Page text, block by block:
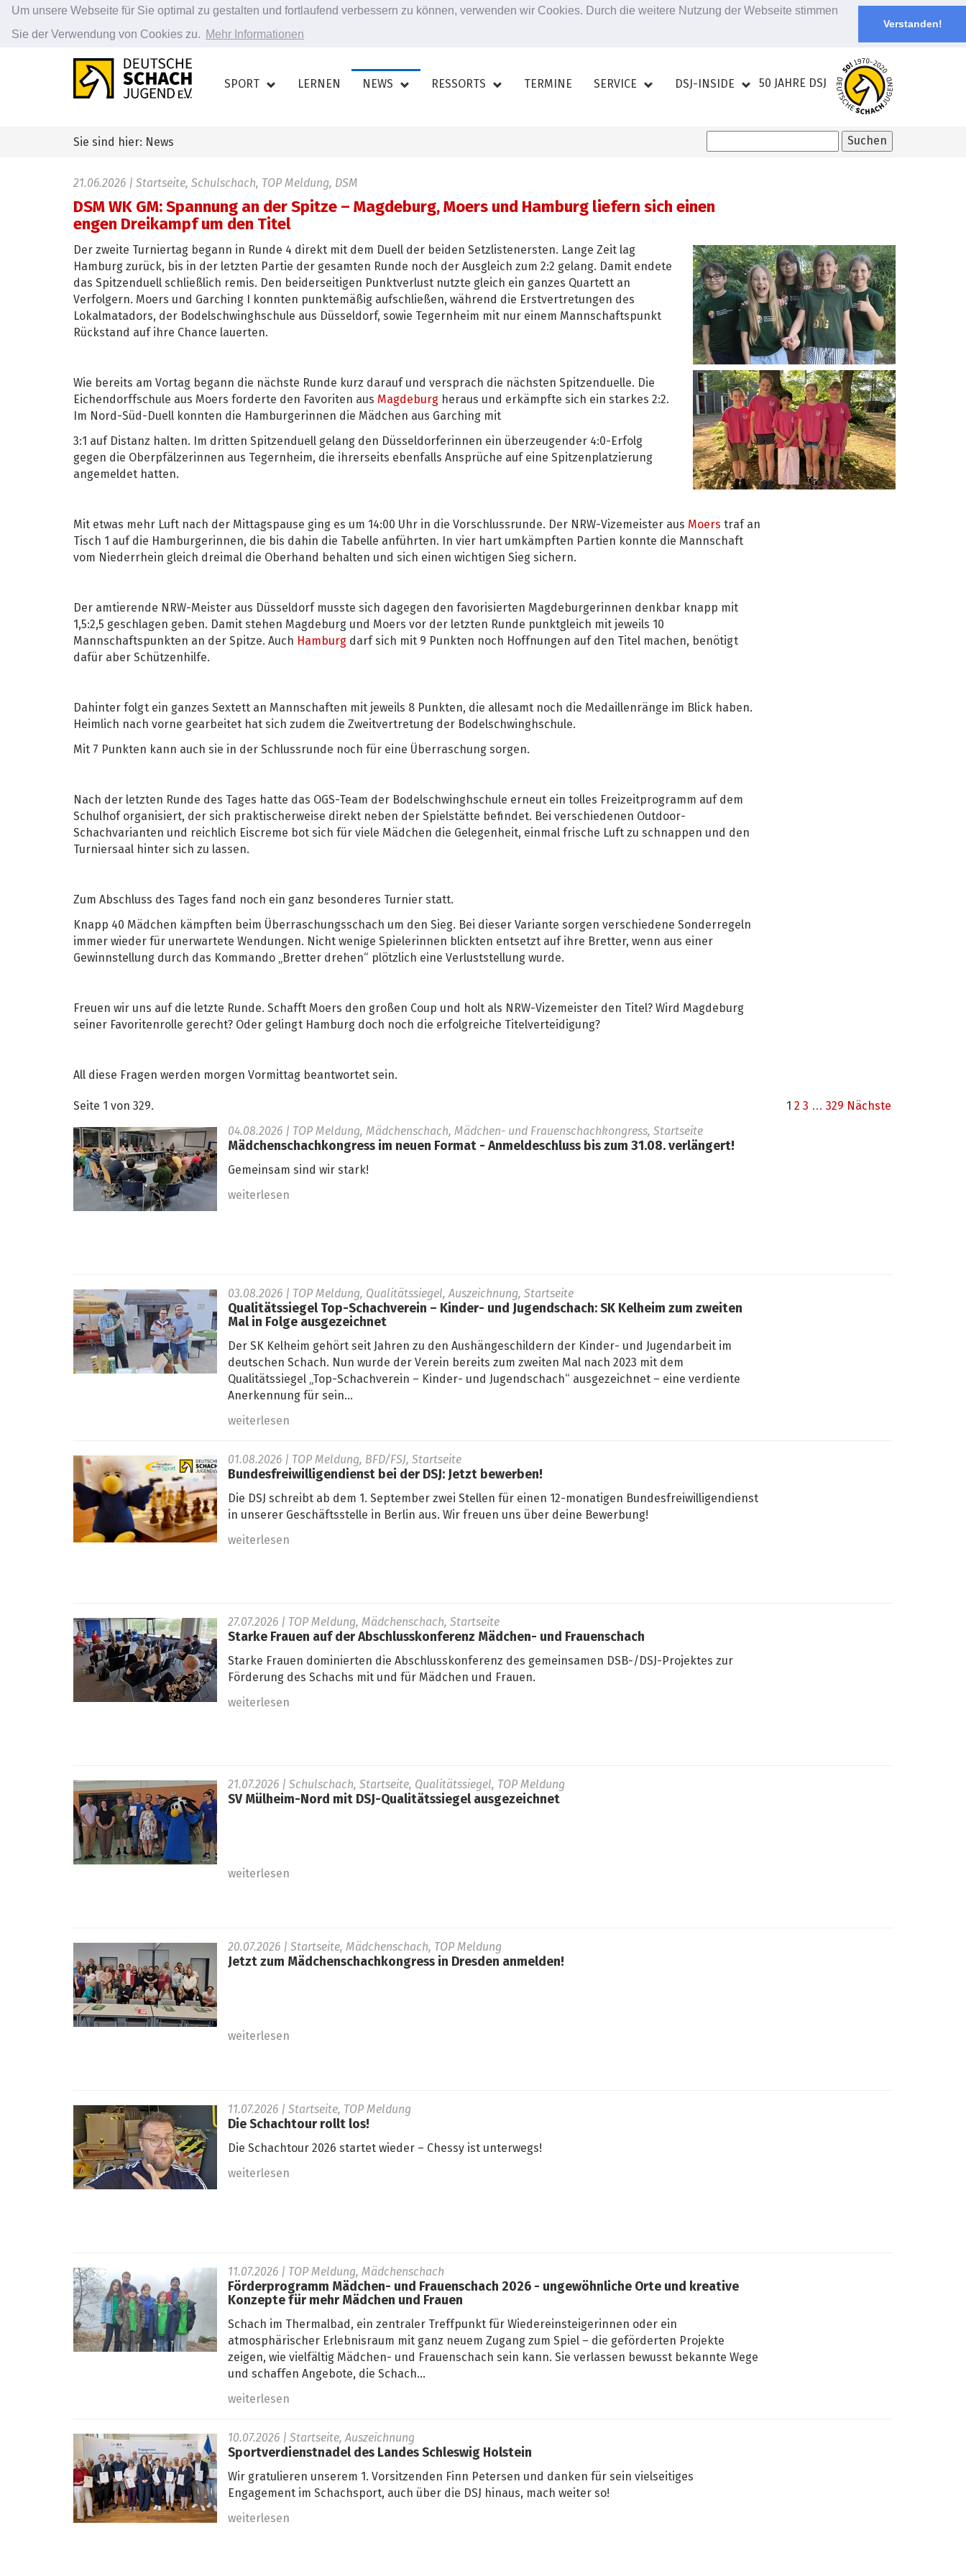
Um unsere Webseite für Sie optimal zu gestalten und fortlaufend verbessern zu können, verwenden wir Cookies. Durch die weitere Nutzung der Webseite stimmen
Sie der Verwendung von Cookies zu. Mehr Informationen
Verstanden!
SPORT LERNEN NEWS RESSORTS TERMINE SERVICE DSJ-INSIDE 50 JAHRE DSJ
Sie sind hier: News
21.06.2026 | Startseite, Schulschach, TOP Meldung, DSM
DSM WK GM: Spannung an der Spitze – Magdeburg, Moers und Hamburg liefern sich einen
engen Dreikampf um den Titel
Der zweite Turniertag begann in Runde 4 direkt mit dem Duell der beiden Setzlistenersten. Lange Zeit lag
Hamburg zurück, bis in der letzten Partie der gesamten Runde noch der Ausgleich zum 2:2 gelang. Damit endete
das Spitzenduell schließlich remis. Den beiderseitigen Punktverlust nutzte gleich ein ganzes Quartett an
Verfolgern. Moers und Garching I konnten punktemäßig aufschließen, während die Erstvertretungen des
Lokalmatadors, der Bodelschwinghschule aus Düsseldorf, sowie Tegernheim mit nur einem Mannschaftspunkt
Rückstand auf ihre Chance lauerten.
Wie bereits am Vortag begann die nächste Runde kurz darauf und versprach die nächsten Spitzenduelle. Die
Eichendorffschule aus Moers forderte den Favoriten aus Magdeburg heraus und erkämpfte sich ein starkes 2:2.
Im Nord-Süd-Duell konnten die Hamburgerinnen die Mädchen aus Garching mit
3:1 auf Distanz halten. Im dritten Spitzenduell gelang den Düsseldorferinnen ein überzeugender 4:0-Erfolg
gegen die Oberpfälzerinnen aus Tegernheim, die ihrerseits ebenfalls Ansprüche auf eine Spitzenplatzierung
angemeldet hatten.
Mit etwas mehr Luft nach der Mittagspause ging es um 14:00 Uhr in die Vorschlussrunde. Der NRW-Vizemeister aus Moers traf an
Tisch 1 auf die Hamburgerinnen, die bis dahin die Tabelle anführten. In vier hart umkämpften Partien konnte die Mannschaft
vom Niederrhein gleich dreimal die Oberhand behalten und sich einen wichtigen Sieg sichern.
Der amtierende NRW-Meister aus Düsseldorf musste sich dagegen den favorisierten Magdeburgerinnen denkbar knapp mit
1,5:2,5 geschlagen geben. Damit stehen Magdeburg und Moers vor der letzten Runde punktgleich mit jeweils 10
Mannschaftspunkten an der Spitze. Auch Hamburg darf sich mit 9 Punkten noch Hoffnungen auf den Titel machen, benötigt
dafür aber Schützenhilfe.
Dahinter folgt ein ganzes Sextett an Mannschaften mit jeweils 8 Punkten, die allesamt noch die Medaillenränge im Blick haben.
Heimlich nach vorne gearbeitet hat sich zudem die Zweitvertretung der Bodelschwinghschule.
Mit 7 Punkten kann auch sie in der Schlussrunde noch für eine Überraschung sorgen.
Nach der letzten Runde des Tages hatte das OGS-Team der Bodelschwinghschule erneut ein tolles Freizeitprogramm auf dem
Schulhof organisiert, der sich praktischerweise direkt neben der Spielstätte befindet. Bei verschiedenen Outdoor-
Schachvarianten und reichlich Eiscreme bot sich für viele Mädchen die Gelegenheit, einmal frische Luft zu schnappen und den
Turniersaal hinter sich zu lassen.
Zum Abschluss des Tages fand noch ein ganz besonderes Turnier statt.
Knapp 40 Mädchen kämpften beim Überraschungsschach um den Sieg. Bei dieser Variante sorgen verschiedene Sonderregeln
immer wieder für unerwartete Wendungen. Nicht wenige Spielerinnen blickten entsetzt auf ihre Bretter, wenn aus einer
Gewinnstellung durch das Kommando „Bretter drehen“ plötzlich eine Verluststellung wurde.
Freuen wir uns auf die letzte Runde. Schafft Moers den großen Coup und holt als NRW-Vizemeister den Titel? Wird Magdeburg
seiner Favoritenrolle gerecht? Oder gelingt Hamburg doch noch die erfolgreiche Titelverteidigung?
All diese Fragen werden morgen Vormittag beantwortet sein.
Seite 1 von 329. 1 2 3 … 329 Nächste
04.08.2026 | TOP Meldung, Mädchenschach, Mädchen- und Frauenschachkongress, Startseite
Mädchenschachkongress im neuen Format - Anmeldeschluss bis zum 31.08. verlängert!
Gemeinsam sind wir stark!
weiterlesen
03.08.2026 | TOP Meldung, Qualitätssiegel, Auszeichnung, Startseite
Qualitätssiegel Top-Schachverein – Kinder- und Jugendschach: SK Kelheim zum zweiten
Mal in Folge ausgezeichnet
Der SK Kelheim gehört seit Jahren zu den Aushängeschildern der Kinder- und Jugendarbeit im
deutschen Schach. Nun wurde der Verein bereits zum zweiten Mal nach 2023 mit dem
Qualitätssiegel „Top-Schachverein – Kinder- und Jugendschach“ ausgezeichnet – eine verdiente
Anerkennung für sein...
weiterlesen
01.08.2026 | TOP Meldung, BFD/FSJ, Startseite
Bundesfreiwilligendienst bei der DSJ: Jetzt bewerben!
Die DSJ schreibt ab dem 1. September zwei Stellen für einen 12-monatigen Bundesfreiwilligendienst
in unserer Geschäftsstelle in Berlin aus. Wir freuen uns über deine Bewerbung!
weiterlesen
27.07.2026 | TOP Meldung, Mädchenschach, Startseite
Starke Frauen auf der Abschlusskonferenz Mädchen- und Frauenschach
Starke Frauen dominierten die Abschlusskonferenz des gemeinsamen DSB-/DSJ-Projektes zur
Förderung des Schachs mit und für Mädchen und Frauen.
weiterlesen
21.07.2026 | Schulschach, Startseite, Qualitätssiegel, TOP Meldung
SV Mülheim-Nord mit DSJ-Qualitätssiegel ausgezeichnet
weiterlesen
20.07.2026 | Startseite, Mädchenschach, TOP Meldung
Jetzt zum Mädchenschachkongress in Dresden anmelden!
weiterlesen
11.07.2026 | Startseite, TOP Meldung
Die Schachtour rollt los!
Die Schachtour 2026 startet wieder – Chessy ist unterwegs!
weiterlesen
11.07.2026 | TOP Meldung, Mädchenschach
Förderprogramm Mädchen- und Frauenschach 2026 - ungewöhnliche Orte und kreative
Konzepte für mehr Mädchen und Frauen
Schach im Thermalbad, ein zentraler Treffpunkt für Wiedereinsteigerinnen oder ein
atmosphärischer Erlebnisraum mit ganz neuem Zugang zum Spiel – die geförderten Projekte
zeigen, wie vielfältig Mädchen- und Frauenschach sein kann. Sie verlassen bewusst bekannte Wege
und schaffen Angebote, die Schach...
weiterlesen
10.07.2026 | Startseite, Auszeichnung
Sportverdienstnadel des Landes Schleswig Holstein
Wir gratulieren unserem 1. Vorsitzenden Finn Petersen und danken für sein vielseitiges
Engagement im Schachsport, auch über die DSJ hinaus, mach weiter so!
weiterlesen